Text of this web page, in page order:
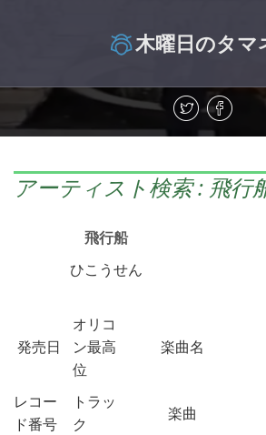
木曜日のタマ
アーティスト検索 : 飛行
飛行船
ひこうせん
発売日
オリコ
ン最高
位
楽曲名
レコー
ド番号
トラッ
ク
楽曲